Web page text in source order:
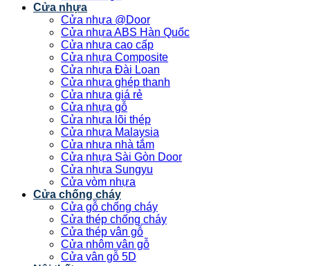
Cửa nhựa
Cửa nhựa @Door
Cửa nhựa ABS Hàn Quốc
Cửa nhựa cao cấp
Cửa nhựa Composite
Cửa nhựa Đài Loan
Cửa nhựa ghép thanh
Cửa nhựa giá rẻ
Cửa nhựa gỗ
Cửa nhựa lõi thép
Cửa nhựa Malaysia
Cửa nhựa nhà tắm
Cửa nhựa Sài Gòn Door
Cửa nhựa Sungyu
Cửa vòm nhựa
Cửa chống cháy
Cửa gỗ chống cháy
Cửa thép chống cháy
Cửa thép vân gỗ
Cửa nhôm vân gỗ
Cửa vân gỗ 5D